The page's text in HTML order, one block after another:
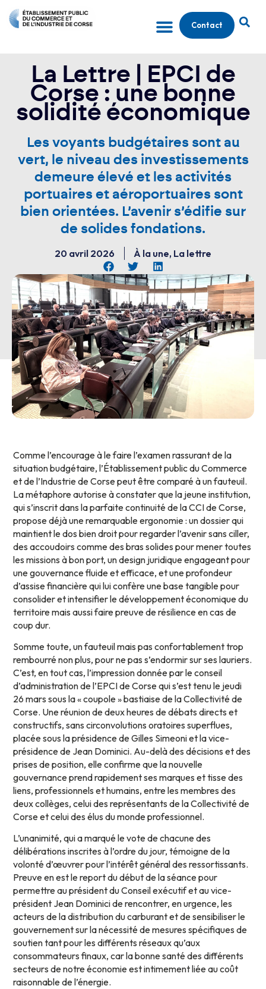
Contact
La Lettre | EPCI de
Corse : une bonne
solidité économique
Les voyants budgétaires sont au
vert, le niveau des investissements
demeure élevé et les activités
portuaires et aéroportuaires sont
bien orientées. L’avenir s’édifie sur
de solides fondations.
20 avril 2026 À la une, La lettre
Comme l’encourage à le faire l’examen rassurant de la
situation budgétaire, l’Établissement public du Commerce
et de l’Industrie de Corse peut être comparé à un fauteuil.
La métaphore autorise à constater que la jeune institution,
qui s’inscrit dans la parfaite continuité de la CCI de Corse,
propose déjà une remarquable ergonomie : un dossier qui
maintient le dos bien droit pour regarder l’avenir sans ciller,
des accoudoirs comme des bras solides pour mener toutes
les missions à bon port, un design juridique engageant pour
une gouvernance fluide et efficace, et une profondeur
d’assise financière qui lui confère une base tangible pour
consolider et intensifier le développement économique du
territoire mais aussi faire preuve de résilience en cas de
coup dur.
Somme toute, un fauteuil mais pas confortablement trop
rembourré non plus, pour ne pas s’endormir sur ses lauriers.
C’est, en tout cas, l’impression donnée par le conseil
d’administration de l’EPCI de Corse qui s’est tenu le jeudi
26 mars sous la « coupole » bastiaise de la Collectivité de
Corse. Une réunion de deux heures de débats directs et
constructifs, sans circonvolutions oratoires superflues,
placée sous la présidence de Gilles Simeoni et la vice-
présidence de Jean Dominici. Au-delà des décisions et des
prises de position, elle confirme que la nouvelle
gouvernance prend rapidement ses marques et tisse des
liens, professionnels et humains, entre les membres des
deux collèges, celui des représentants de la Collectivité de
Corse et celui des élus du monde professionnel.
L’unanimité, qui a marqué le vote de chacune des
délibérations inscrites à l’ordre du jour, témoigne de la
volonté d’œuvrer pour l’intérêt général des ressortissants.
Preuve en est le report du début de la séance pour
permettre au président du Conseil exécutif et au vice-
président Jean Dominici de rencontrer, en urgence, les
acteurs de la distribution du carburant et de sensibiliser le
gouvernement sur la nécessité de mesures spécifiques de
soutien tant pour les différents réseaux qu’aux
consommateurs finaux, car la bonne santé des différents
secteurs de notre économie est intimement liée au coût
raisonnable de l’énergie.